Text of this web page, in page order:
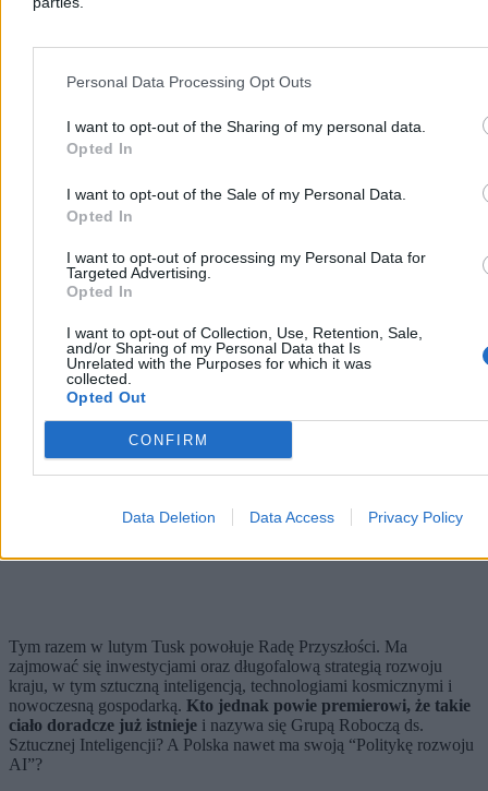
Personal Data Processing Opt Outs
I want to opt-out of the Sharing of my personal data.
Opted In
I want to opt-out of the Sale of my Personal Data.
Opted In
I want to opt-out of processing my Personal Data for
Targeted Advertising.
Opted In
I want to opt-out of Collection, Use, Retention, Sale,
and/or Sharing of my Personal Data that Is
Unrelated with the Purposes for which it was
collected.
Opted Out
CONFIRM
Data Deletion Data Access Privacy Policy
biznes. Donald Tusk i Andrzej Domański zorganizowali spotkanie
Papierów Wartościowychplan opierał się między innymi na
inwestycjach w naukę
zeszłego roku upłynęła na błaganiach naukowców, by rząd choć nie
obniżał budżetu MNiSW. Oczywiście – błaganiach bezskutecznych.
Kulasek (Lewica) tłumaczy, że pieniędzy nie ma i nie będzie
priorytetem jest bezpieczeństwo Polski i to ono pochłania dziś
Reklama
Reklama
Tym razem w lutym Tusk powołuje Radę Przyszłości. Ma
zajmować się inwestycjami oraz długofalową strategią rozwoju
kraju, w tym sztuczną inteligencją, technologiami kosmicznymi i
nowoczesną gospodarką. Kto jednak powie premierowi, że takie
ciało doradcze już istnieje i nazywa się Grupą Roboczą ds.
Sztucznej Inteligencji? A Polska nawet ma swoją “Politykę rozwoju
AI”?